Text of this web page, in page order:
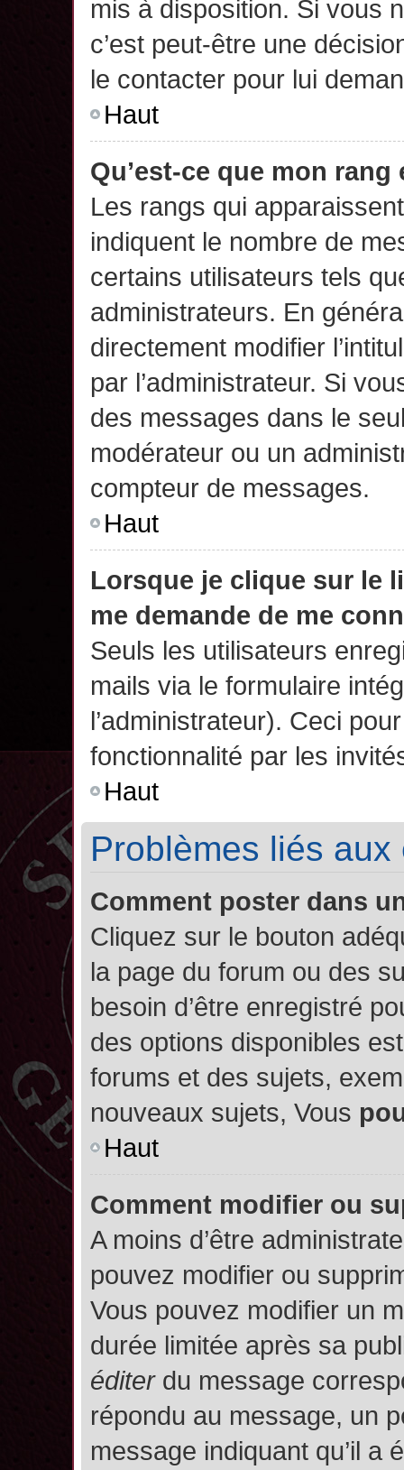
mis à disposition. Si vous
c’est peut-être une
le contacter pour lui
Haut
Qu’est-ce que mon
Les rangs qui
indiquent le nombre de
certains utilisateurs tels
administrateurs. En
directement modifier
par l’administrateur. Si
des messages dans le
modérateur ou un
compteur de messages.
Haut
Lorsque je clique sur le
me demande de me
Seuls les utilisateurs
mails via le formulaire
l’administrateur). Ceci
fonctionnalité par les
Haut
Problèmes liés
Comment poster dans
Cliquez sur le bouton
la page du forum ou des
besoin d’être enregistré
des options disponibles
forums et des sujets,
nouveaux sujets, Vous
Haut
Comment modifier ou
A moins d’être
pouvez modifier ou
Vous pouvez modifier un
durée limitée après sa
éditerdu message
répondu au message, un
message indiquant qu’il a